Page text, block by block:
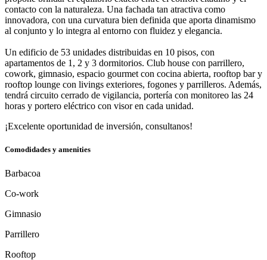
contacto con la naturaleza. Una fachada tan atractiva como
innovadora, con una curvatura bien definida que aporta dinamismo
al conjunto y lo integra al entorno con fluidez y elegancia.
Un edificio de 53 unidades distribuidas en 10 pisos, con
apartamentos de 1, 2 y 3 dormitorios. Club house con parrillero,
cowork, gimnasio, espacio gourmet con cocina abierta, rooftop bar y
rooftop lounge con livings exteriores, fogones y parrilleros. Además,
tendrá circuito cerrado de vigilancia, portería con monitoreo las 24
horas y portero eléctrico con visor en cada unidad.
¡Excelente oportunidad de inversión, consultanos!
Comodidades y amenities
Barbacoa
Co-work
Gimnasio
Parrillero
Rooftop